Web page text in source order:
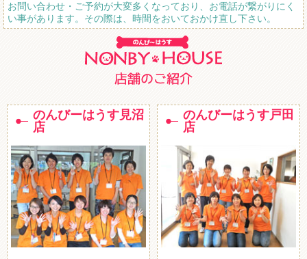
お問い合わせ・ご予約が大変多くなっており、お電話が繋がりにく
い事があります。その際は、時間をおいておかけ直し下さい。
のんびーはうす見沼
店
のんびーはうす戸田
店